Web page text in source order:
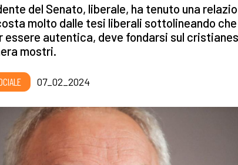
del Senato, liberale, ha tenuto una
molto dalle tesi liberali sottolineando
essere autentica, deve fondarsi sul
mostri.
07_02_2024